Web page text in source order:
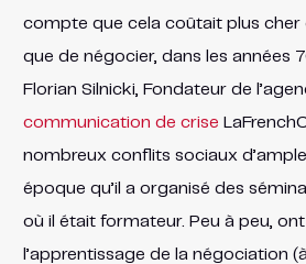
compte que cela coûtait plus cher
que de négocier, dans les années
Florian Silnicki, Fondateur de
communication de crise
nombreux conflits sociaux
époque qu’il a organisé des
où il était formateur. Peu à peu,
l’apprentissage de la négociation